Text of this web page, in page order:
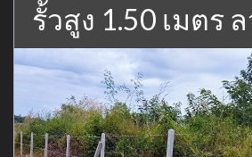
รั้วสูง 1.50 เมตร